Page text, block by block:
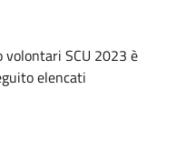
volontari SCU 2023 è
elencati